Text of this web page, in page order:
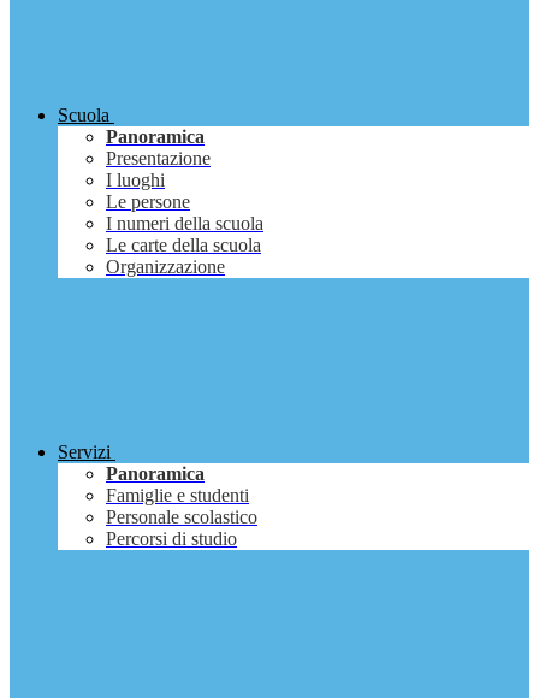
Scuola
Panoramica
Presentazione
I luoghi
Le persone
I numeri della scuola
Le carte della scuola
Organizzazione
Servizi
Panoramica
Famiglie e studenti
Personale scolastico
Percorsi di studio